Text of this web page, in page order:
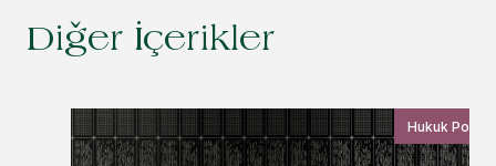
Diğer İçerikler
Hukuk